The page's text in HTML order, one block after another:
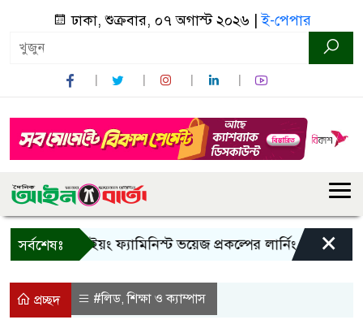
ঢাকা, শুক্রবার, ০৭ অগাস্ট ২০২৬ |ই-পেপার
সর্বশেষঃ
বান্দরবানে ইয়ং ফ্যামিনিস্ট ভয়েজ প্রকল্পের লার্নিং শেয়ারিং×
প্রচ্ছদ #লিড,শিক্ষা ও ক্যাম্পাস